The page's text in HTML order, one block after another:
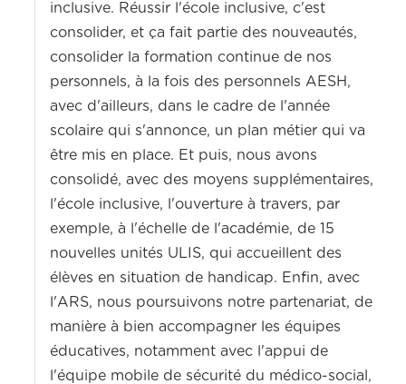
inclusive. Réussir l'école inclusive, c'est
consolider, et ça fait partie des nouveautés,
consolider la formation continue de nos
personnels, à la fois des personnels AESH,
avec d'ailleurs, dans le cadre de l'année
scolaire qui s'annonce, un plan métier qui va
être mis en place. Et puis, nous avons
consolidé, avec des moyens supplémentaires,
l'école inclusive, l'ouverture à travers, par
exemple, à l'échelle de l'académie, de 15
nouvelles unités ULIS, qui accueillent des
élèves en situation de handicap. Enfin, avec
l'ARS, nous poursuivons notre partenariat, de
manière à bien accompagner les équipes
éducatives, notamment avec l'appui de
l'équipe mobile de sécurité du médico-social,